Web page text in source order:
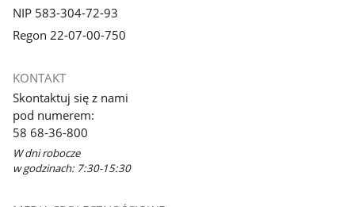
NIP 583-304-72-93
Regon 22-07-00-750
KONTAKT
Skontaktuj się z nami
pod numerem:
58 68-36-800
W dni robocze
w godzinach: 7:30-15:30